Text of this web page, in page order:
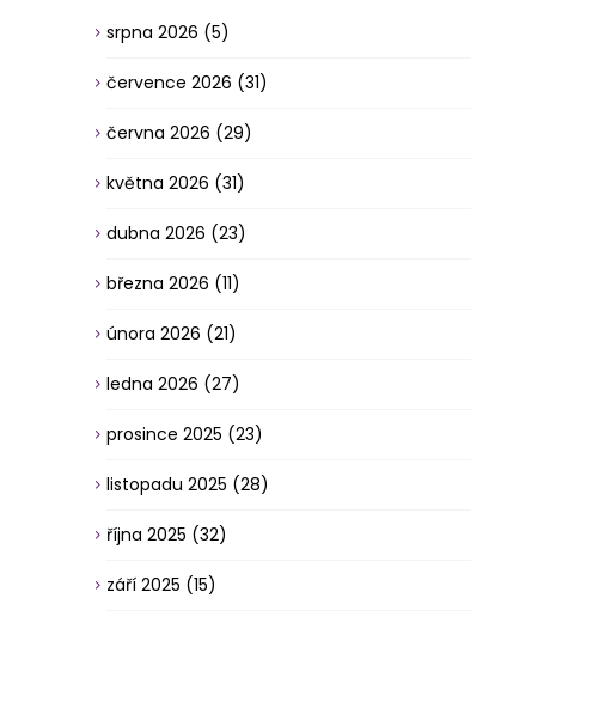
srpna 2026 (5)
července 2026 (31)
června 2026 (29)
května 2026 (31)
dubna 2026 (23)
března 2026 (11)
února 2026 (21)
ledna 2026 (27)
prosince 2025 (23)
listopadu 2025 (28)
října 2025 (32)
září 2025 (15)